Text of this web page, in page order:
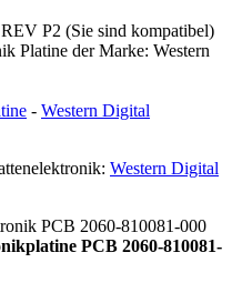
P2 (Sie sind kompatibel)
Platine der Marke: Western
- Western Digital
Western Digital
PCB 2060-810081-